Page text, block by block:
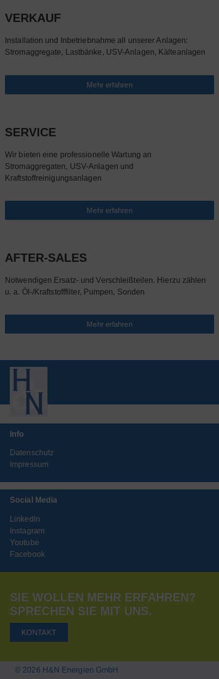
VERKAUF
Installation und Inbetriebnahme all unserer Anlagen:
Stromaggregate, Lastbänke, USV-Anlagen, Kälteanlagen
Mehr erfahren
SERVICE
Wir bieten eine professionelle Wartung an
Stromaggregaten, USV-Anlagen und
Kraftstoffreinigungsanlagen
Mehr erfahren
AFTER-SALES
Notwendigen Ersatz- und Verschleißteilen. Hierzu zählen
u. a. Öl-/Kraftstofffilter, Pumpen, Sonden
Mehr erfahren
Info
Datenschutz
Impressum
Social Media
LinkedIn
Instagram
Youtube
Facebook
SIE WOLLEN MEHR ERFAHREN?
SPRECHEN SIE MIT UNS.
KONTAKT
© 2026 H&N Energien GmbH